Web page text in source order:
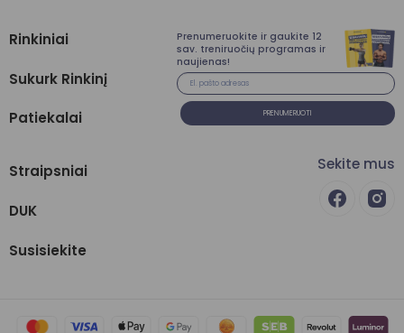
Rinkiniai
Sukurk Rinkinį
Patiekalai
Straipsniai
DUK
Susisiekite
Prenumeruokite ir gaukite 12
sav. treniruočių programas ir
naujienas!
PRENUMERUOTI
Sekite mus